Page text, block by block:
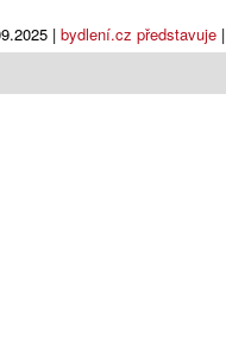
| bydlení.cz představuje|